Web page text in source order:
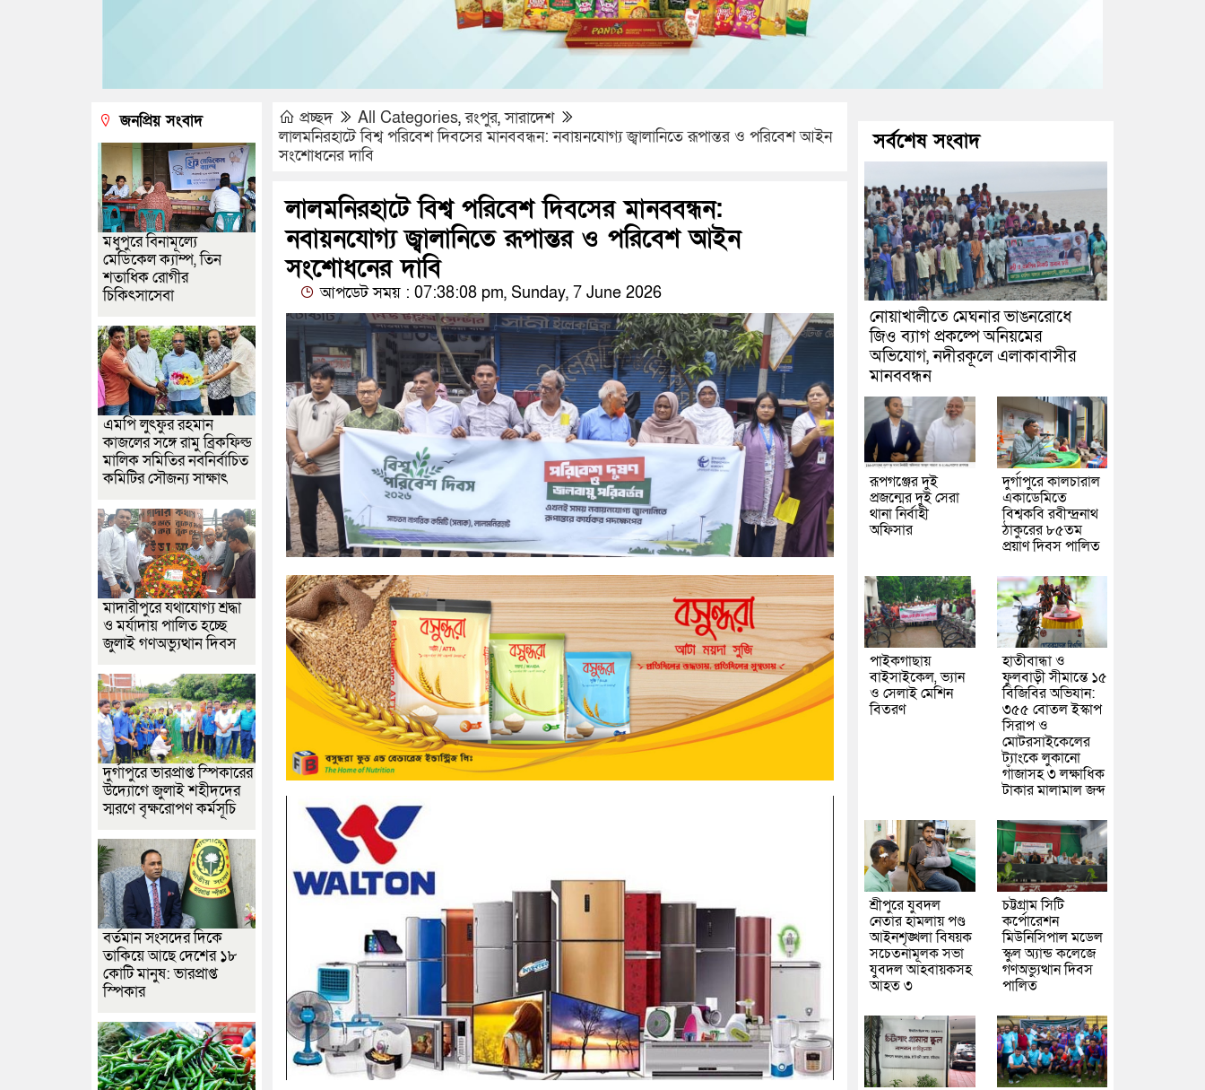
প্রচ্ছদ All Categories,রংপুর,সারাদেশ
লালমনিরহাটে বিশ্ব পরিবেশ দিবসের মানববন্ধন: নবায়নযোগ্য জ্বালানিতে রূপান্তর ও পরিবেশ আইন
সংশোধনের দাবি
লালমনিরহাটে বিশ্ব পরিবেশ দিবসের মানববন্ধন:
নবায়নযোগ্য জ্বালানিতে রূপান্তর ও পরিবেশ আইন
সংশোধনের দাবি
আপডেট সময় : 07:38:08 pm, Sunday, 7 June 2026
জনপ্রিয় সংবাদ
মধুপুরে বিনামূল্যে
মেডিকেল ক্যাম্প, তিন
শতাধিক রোগীর
চিকিৎসাসেবা
এমপি লুৎফুর রহমান
কাজলের সঙ্গে রামু ব্রিকফিল্ড
মালিক সমিতির নবনির্বাচিত
কমিটির সৌজন্য সাক্ষাৎ
মাদারীপুরে যথাযোগ্য শ্রদ্ধা
ও মর্যাদায় পালিত হচ্ছে
জুলাই গণঅভ্যুত্থান দিবস
দুর্গাপুরে ভারপ্রাপ্ত স্পিকারের
উদ্যোগে জুলাই শহীদদের
স্মরণে বৃক্ষরোপণ কর্মসূচি
বর্তমান সংসদের দিকে
তাকিয়ে আছে দেশের ১৮
কোটি মানুষ: ভারপ্রাপ্ত
স্পিকার
সর্বশেষ সংবাদ
নোয়াখালীতে মেঘনার ভাঙনরোধে
জিও ব্যাগ প্রকল্পে অনিয়মের
অভিযোগ, নদীরকূলে এলাকাবাসীর
মানববন্ধন
রূপগঞ্জের দুই
প্রজন্মের দুই সেরা
থানা নির্বাহী
অফিসার
দুর্গাপুরে কালচারাল
একাডেমিতে
বিশ্বকবি রবীন্দ্রনাথ
ঠাকুরের ৮৫তম
প্রয়াণ দিবস পালিত
পাইকগাছায়
বাইসাইকেল, ভ্যান
ও সেলাই মেশিন
বিতরণ
হাতীবান্ধা ও
ফুলবাড়ী সীমান্তে ১৫
বিজিবির অভিযান:
৩৫৫ বোতল ইস্কাপ
সিরাপ ও
মোটরসাইকেলের
ট্যাংকে লুকানো
গাঁজাসহ ৩ লক্ষাধিক
টাকার মালামাল জব্দ
শ্রীপুরে যুবদল
নেতার হামলায় পণ্ড
আইনশৃঙ্খলা বিষয়ক
সচেতনামূলক সভা
যুবদল আহবায়কসহ
আহত ৩
চট্টগ্রাম সিটি
কর্পোরেশন
মিউনিসিপাল মডেল
স্কুল অ্যান্ড কলেজে
গণঅভ্যুত্থান দিবস
পালিত